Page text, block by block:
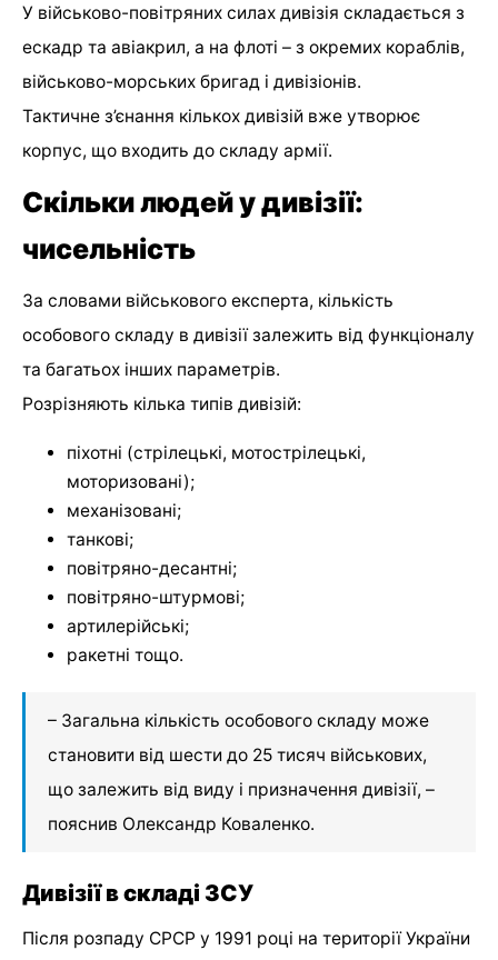
У військово-повітряних силах дивізія складається з
ескадр та авіакрил, а на флоті – з окремих кораблів,
військово-морських бригад і дивізіонів.
Тактичне з’єнання кількох дивізій вже утворює
корпус, що входить до складу армії.
Скільки людей у дивізії:
чисельність
За словами військового експерта, кількість
особового складу в дивізії залежить від функціоналу
та багатьох інших параметрів.
Розрізняють кілька типів дивізій:
піхотні (стрілецькі, мотострілецькі,
моторизовані);
механізовані;
танкові;
повітряно-десантні;
повітряно-штурмові;
артилерійські;
ракетні тощо.
– Загальна кількість особового складу може
становити від шести до 25 тисяч військових,
що залежить від виду і призначення дивізії, –
пояснив Олександр Коваленко.
Дивізії в складі ЗСУ
Після розпаду СРСР у 1991 році на території України